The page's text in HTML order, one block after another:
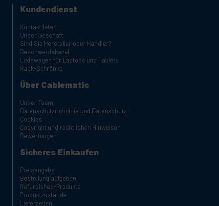
Kundendienst
Kontaktdaten
Unser Geschäft
Sind Sie Hersteller oder Händler?
Beschwerdekanal
Ladewagen für Laptops und Tablets
Rack-Schränke
Über Cablematic
Unser Team
Datenschutzrichtlinie und Datenschutz
Cookies
Copyright und rechtlichen Hinweisen
Bewertungen
Sicheres Einkaufen
Preisangabe
Bestellung aufgeben
Refurbished-Produkte
Produktzustände
Lieferzeiten